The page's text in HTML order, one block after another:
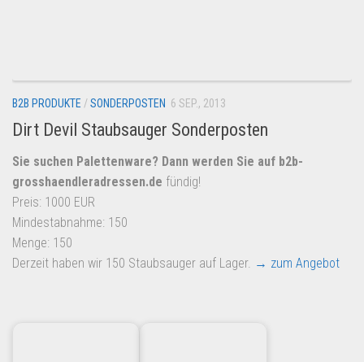
Amazon
Kostenlos verkaufen
Anmelden
Kostenlos Registrieren
Newsletter
B2B PRODUKTE /SONDERPOSTEN 6 SEP., 2013
Dirt Devil Staubsauger Sonderposten
Sie suchen Palettenware? Dann werden Sie auf b2b-
grosshaendleradressen.de fündig!
Preis: 1000 EUR
Mindestabnahme: 150
Menge: 150
Derzeit haben wir 150 Staubsauger auf Lager. → zum Angebot